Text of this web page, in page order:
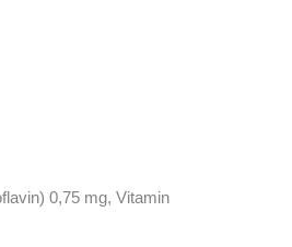
0,75 mg, Vitamin